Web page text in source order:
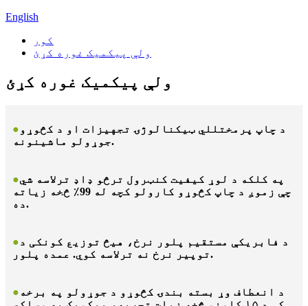
English
کور
ولې پیکمیک غوره کړئ
ولې پیکمیک غوره کړئ
● د چاپ پرمختللي ټیکنالوژۍ تجهیزات او د کڅوړو
جوړولو ماشینونه.
●په کلکه د لوړ کیفیت کنټرول ترڅو ډاډ ترلاسه شي
چې زموږ د چاپ کڅوړو کارولو کچه له 99٪ څخه زیاته
ده.
●د فابریکې مستقیم پلور نرخ، هیڅ توزیع کونکی د
توپیر نرخ نه ترلاسه کوي. عمده پلور.
● د انعطاف وړ بسته بندۍ کڅوړو د جوړولو په برخه